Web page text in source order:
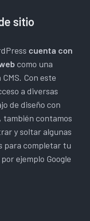
sitio
cuenta con
como una
Con este
a diversas
de diseño con
contamos
y soltar algunas
para completar tu
ejemplo Google